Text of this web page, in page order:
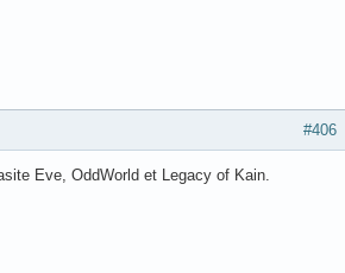
#406
Eve, OddWorld et Legacy of Kain.